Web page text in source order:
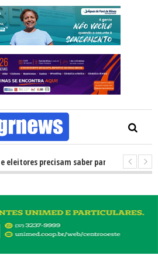
precisam saber para não ter